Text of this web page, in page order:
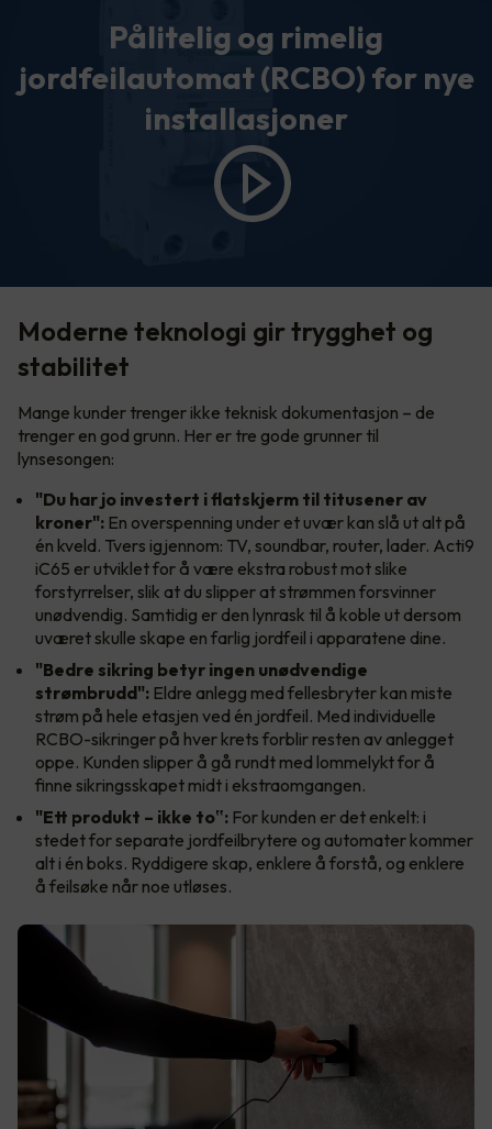
Pålitelig og rimelig
jordfeilautomat (RCBO) for nye
installasjoner
Moderne teknologi gir trygghet og
stabilitet
Mange kunder trenger ikke teknisk dokumentasjon – de
trenger en god grunn. Her er tre gode grunner til
lynsesongen:
"Du har jo investert i flatskjerm til titusener av
kroner": En overspenning under et uvær kan slå ut alt på
én kveld. Tvers igjennom: TV, soundbar, router, lader. Acti9
iC65 er utviklet for å være ekstra robust mot slike
forstyrrelser, slik at du slipper at strømmen forsvinner
unødvendig. Samtidig er den lynrask til å koble ut dersom
uværet skulle skape en farlig jordfeil i apparatene dine.
"Bedre sikring betyr ingen unødvendige
strømbrudd": Eldre anlegg med fellesbryter kan miste
strøm på hele etasjen ved én jordfeil. Med individuelle
RCBO-sikringer på hver krets forblir resten av anlegget
oppe. Kunden slipper å gå rundt med lommelykt for å
finne sikringsskapet midt i ekstraomgangen.
"Ett produkt – ikke to‟: For kunden er det enkelt: i
stedet for separate jordfeilbrytere og automater kommer
alt i én boks. Ryddigere skap, enklere å forstå, og enklere
å feilsøke når noe utløses.